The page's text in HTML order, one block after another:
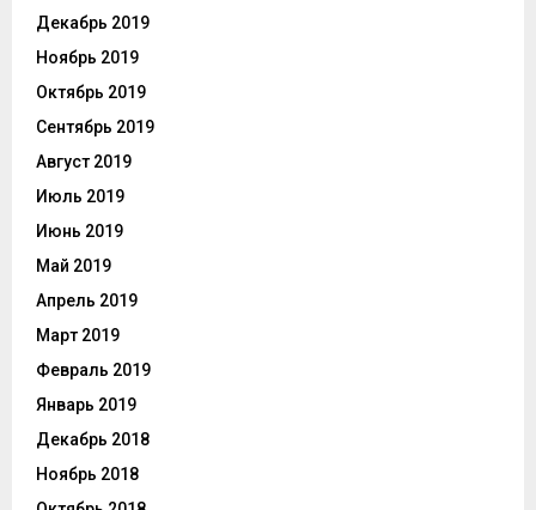
Декабрь 2019
Ноябрь 2019
Октябрь 2019
Сентябрь 2019
Август 2019
Июль 2019
Июнь 2019
Май 2019
Апрель 2019
Март 2019
Февраль 2019
Январь 2019
Декабрь 2018
Ноябрь 2018